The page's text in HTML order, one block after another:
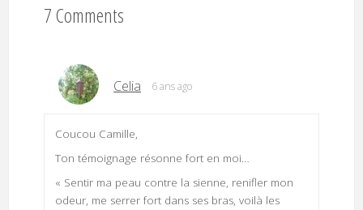
7 Comments
Celia 6 ans ago
Coucou Camille,
Ton témoignage résonne fort en moi…
« Sentir ma peau contre la sienne, renifler mon
odeur, me serrer fort dans ses bras, voilà les